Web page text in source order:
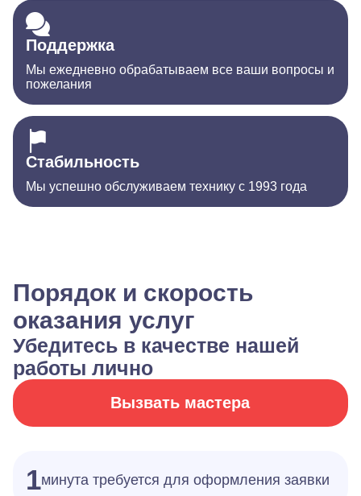
Поддержка
Мы ежедневно обрабатываем все ваши вопросы и
пожелания
Стабильность
Мы успешно обслуживаем технику с 1993 года
Порядок и скорость
оказания услуг
Убедитесь в качестве нашей
работы лично
Вызвать мастера
1минута требуется для оформления заявки